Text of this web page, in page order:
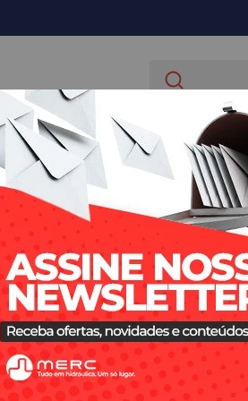
COZINHA E LAVANDERIA
Chuveiros e Duchas